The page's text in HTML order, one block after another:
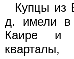
Купцы из
д. имели в
Каире и